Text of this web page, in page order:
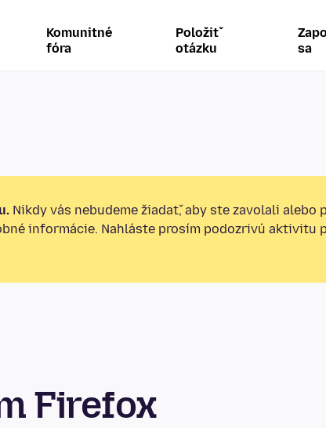
Komunitné
fóra
Položiť
otázku
sa
Nikdy vás nebudeme žiadať, aby ste zavolali alebo
informácie. Nahláste prosím podozrivú aktivitu
Firefox